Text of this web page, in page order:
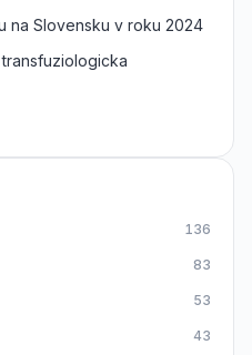
na Slovensku v roku 2024
136
83
53
43